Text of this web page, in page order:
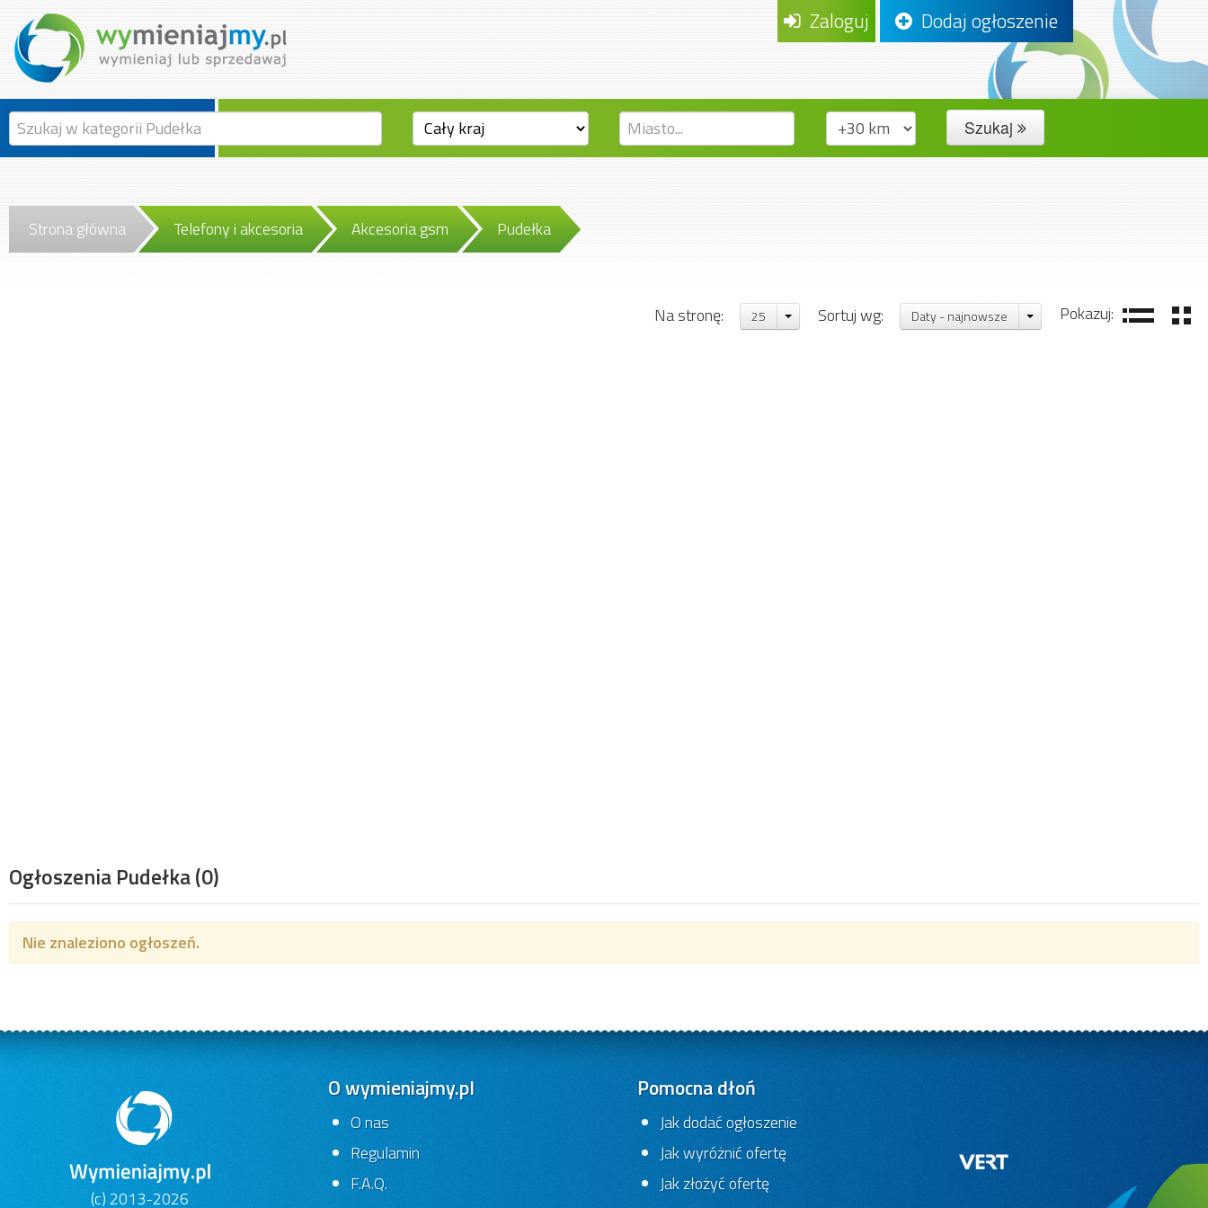
Zaloguj Dodaj ogłoszenie
Szukaj
Strona główna Telefony i akcesoria Akcesoria gsm Pudełka
Ogłoszenia Pudełka(0)
Pokazuj:
Sortuj wg: Daty - najnowsze
Na stronę: 25
Nie znaleziono ogłoszeń.
(c) 2013-2026
O wymieniajmy.pl
O nas
Regulamin
F.A.Q.
Pomocna dłoń
Jak dodać ogłoszenie
Jak wyróżnić ofertę
Jak złożyć ofertę